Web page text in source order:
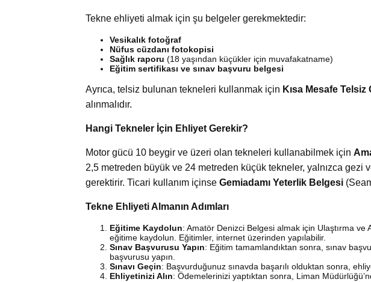
Tekne ehliyeti almak için şu belgeler gerekmektedir:
Vesikalık fotoğraf
Nüfus cüzdanı fotokopisi
Sağlık raporu (18 yaşından küçükler için muvafakatname)
Eğitim sertifikası ve sınav başvuru belgesi
Ayrıca, telsiz bulunan tekneleri kullanmak için Kısa Mesafe
alınmalıdır.
Hangi Tekneler İçin Ehliyet Gerekir?
Motor gücü 10 beygir ve üzeri olan tekneleri kullanabilmek için
2,5 metreden büyük ve 24 metreden küçük tekneler, yalnızca gezi
gerektirir. Ticari kullanım içinse Gemiadamı Yeterlik Belgesi
Tekne Ehliyeti Almanın Adımları
Eğitime Kaydolun: Amatör Denizci Belgesi almak için Ulaştırma ve
eğitime kaydolun. Eğitimler, internet üzerinden yapılabilir.
Sınav Başvurusu Yapın: Eğitim tamamlandıktan sonra, sınav
başvurusu yapın.
Sınavı Geçin: Başvurduğunuz sınavda başarılı olduktan sonra,
Ehliyetinizi Alın: Ödemelerinizi yaptıktan sonra, Liman